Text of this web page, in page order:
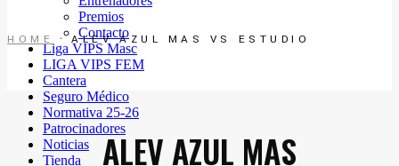
Premios
Contacto
Liga VIPS Masc
LIGA VIPS FEM
Cantera
Seguro Médico
Normativa 25-26
Patrocinadores
Noticias
Tienda
HOME ALEV AZUL MAS VS ESTUDIO
ALEV AZUL MAS